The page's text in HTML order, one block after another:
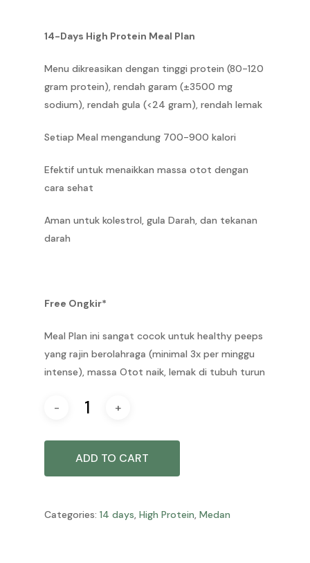
14-Days High Protein Meal Plan
Menu dikreasikan dengan tinggi protein (80-120
gram protein), rendah garam (±3500 mg
sodium), rendah gula (<24 gram), rendah lemak
Setiap Meal mengandung 700-900 kalori
Efektif untuk menaikkan massa otot dengan
cara sehat
Aman untuk kolestrol, gula Darah, dan tekanan
darah
Free Ongkir*
Meal Plan ini sangat cocok untuk healthy peeps
yang rajin berolahraga (minimal 3x per minggu
intense), massa Otot naik, lemak di tubuh turun
ADD TO CART
Categories: 14 days, High Protein, Medan